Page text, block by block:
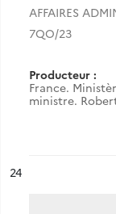
AFFAIRES
7QO/23
Producteur :
France.
ministre.
n°
24